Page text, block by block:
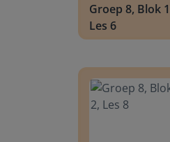
Groep 8, Blok
Les 6